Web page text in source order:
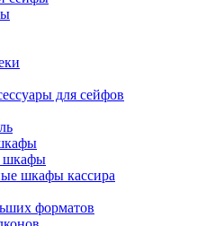
для сейфов
шкафы
шкафы кассира
форматов